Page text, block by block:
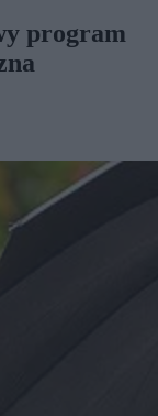
program